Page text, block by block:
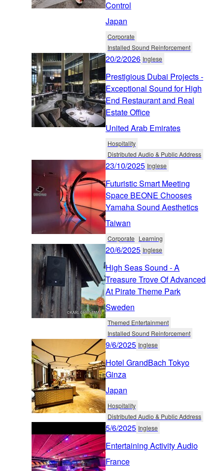
Control
Japan
Corporate
Installed Sound Reinforcement
20/2/2026 Inglese
Prestigious Dubai Projects -
Exceptional Sound for High
End Restaurant and Real
Estate Office
United Arab Emirates
Hospitality
Distributed Audio & Public Address
23/10/2025 Inglese
Futuristic Smart Meeting
Space BEONE Chooses
Yamaha Sound Aesthetics
Taiwan
Corporate Learning
20/6/2025 Inglese
High Seas Sound - A
Treasure Trove Of Advanced
At Pirate Theme Park
Sweden
Themed Entertainment
Installed Sound Reinforcement
9/6/2025 Inglese
Hotel GrandBach Tokyo
Ginza
Japan
Hospitality
Distributed Audio & Public Address
5/6/2025 Inglese
Entertaining Activity Audio
France